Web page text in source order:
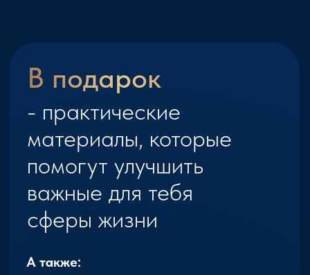
от школы “Зов Севера”
Всего за 5 уроков ты откроешь для себя
мир рун — древнего, проверенного
временем. абсолютно безопасного
инструмента, который поможет тебе
лучше понимать и менять свою жизнь
к лучшему.
Урок 1: Путь в Руническую Магию